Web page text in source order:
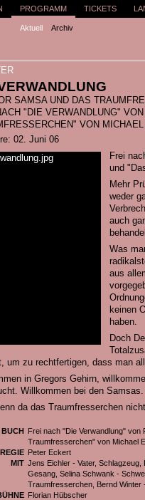
PROGRAMM
Aktuell Archiv
TICKETS
SAMSA UND DAS
"DIE VERWANDLUNG"
VON
02. Juni 06
Frei
und
Mehr
weder
auch
Was
aus
keinen
haben.
Doch
um zu rechtfertigen, dass man
in Gregors Gehirn,
Willkommen bei den
da das Traumfresserchen
BUCH Frei nach "Die Verwandlung" von
Traumfresserchen" von Michael
REGIE Peter Eckert
MIT Jens Eichler - Vater, Schlagzeug,
Gesang, Selina Schwank -
Traumfresserchen, Bernd Winter
Florian Hübscher